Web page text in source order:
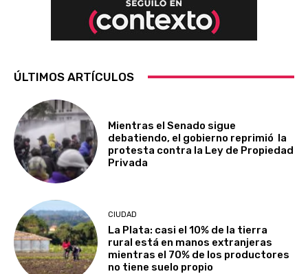
ÚLTIMOS ARTÍCULOS
Mientras el Senado sigue
debatiendo, el gobierno reprimió la
protesta contra la Ley de Propiedad
Privada
CIUDAD
La Plata: casi el 10% de la tierra
rural está en manos extranjeras
mientras el 70% de los productores
no tiene suelo propio